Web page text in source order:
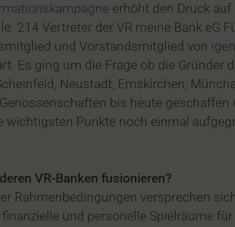
erhöht den Druck
214 Vertreter der VR meine Bank eG
und Vorstandsmitglied von
Es ging um die Frage ob die Gründer
Neustadt, Emskirchen,
bis heute
wichtigsten Punkte noch einmal
VR-Banken fusionieren?
Rahmenbedingungen versprechen
und personelle Spielräume